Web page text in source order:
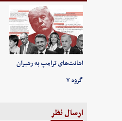
اهانت‌های ترامپ به رهبران
گروه ۷
ارسال نظر